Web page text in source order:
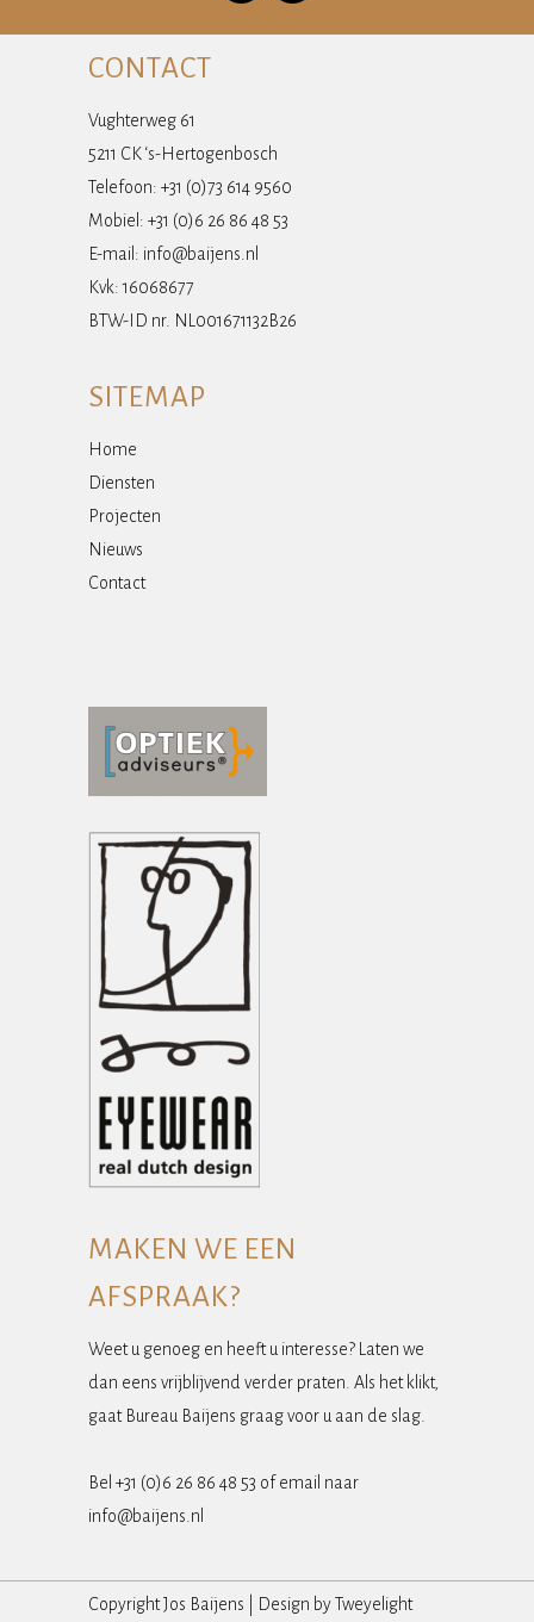
CONTACT
Vughterweg 61
5211 CK ‘s-Hertogenbosch
Telefoon: +31 (0)73 614 9560
Mobiel: +31 (0)6 26 86 48 53
E-mail: info@baijens.nl
Kvk: 16068677
BTW-ID nr. NL001671132B26
SITEMAP
Home
Diensten
Projecten
Nieuws
Contact
MAKEN WE EEN
AFSPRAAK?
Weet u genoeg en heeft u interesse? Laten we
dan eens vrijblijvend verder praten. Als het klikt,
gaat Bureau Baijens graag voor u aan de slag.
Bel +31 (0)6 26 86 48 53 of email naar
info@baijens.nl
Copyright Jos Baijens | Design byTweyelight